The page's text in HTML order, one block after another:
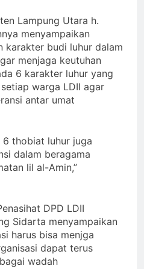
Lampung Utara h.
menyampaikan
karakter budi luhur dalam
menjaga keutuhan
6 karakter luhur yang
warga LDII agar
antar umat
6 thobiat luhur juga
dalam beragama
lil al-Amin,”
DPD LDII
Sidarta menyampaikan
harus bisa menjga
dapat terus
wadah